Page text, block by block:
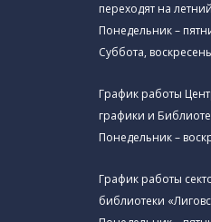
переходят на
Понедельник –
Суббота,
График работы
графики и
Понедельник –
График работы
библиотеки